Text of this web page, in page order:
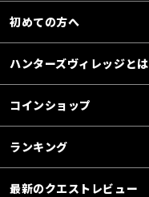
初めての方へ
ハンターズヴィレッジとは
コインショップ
ランキング
最新のクエストレビュー